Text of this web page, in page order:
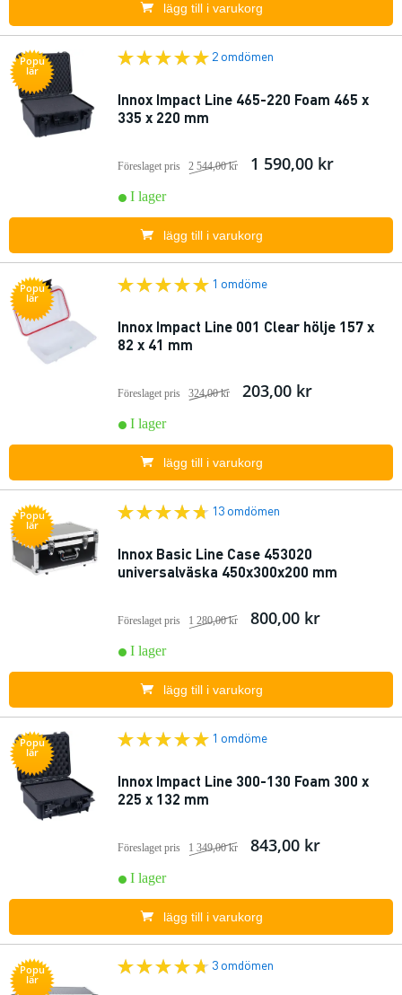
lägg till i varukorg
Popu
lär
2 omdömen
Innox Impact Line 465-220 Foam 465 x
335 x 220 mm
Föreslaget pris 2 544,00 kr 1 590,00 kr
I lager
lägg till i varukorg
Popu
lär
1 omdöme
Innox Impact Line 001 Clear hölje 157 x
82 x 41 mm
Föreslaget pris 324,00 kr 203,00 kr
I lager
lägg till i varukorg
Popu
lär
13 omdömen
Innox Basic Line Case 453020
universalväska 450x300x200 mm
Föreslaget pris 1 280,00 kr 800,00 kr
I lager
lägg till i varukorg
Popu
lär
1 omdöme
Innox Impact Line 300-130 Foam 300 x
225 x 132 mm
Föreslaget pris 1 349,00 kr 843,00 kr
I lager
lägg till i varukorg
Popu
lär
3 omdömen